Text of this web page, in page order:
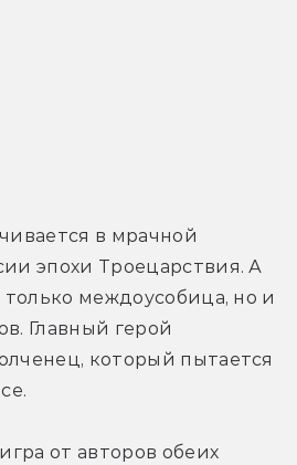
в мрачной
эпохи Троецарствия. А
междоусобица, но и
Главный герой
который пытается
от авторов обеих